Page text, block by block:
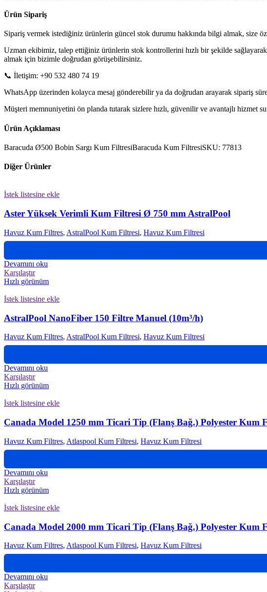
Ürün Sipariş
Sipariş vermek istediğiniz ürünlerin güncel stok durumu hakkında bilgi almak, size
Uzman ekibimiz, talep ettiğiniz ürünlerin stok kontrollerini hızlı bir şekilde
almak için bizimle doğrudan görüşebilirsiniz.
📞 İletişim: +90 532 480 74 19
WhatsApp üzerinden kolayca mesaj gönderebilir ya da doğrudan arayarak sipariş
Müşteri memnuniyetini ön planda tutarak sizlere hızlı, güvenilir ve avantajlı hizmet
Ürün Açıklaması
Baracuda Ø500 Bobin Sargı Kum FiltresiBaracuda Kum FiltresiSKU: 77813
Diğer Ürünler
İstek listesine ekle
Aster Yüksek Verimli Kum Filtresi Ø 750 mm AstralPool
Havuz Kum Filtres, AstralPool Kum Filtresi, Havuz Kum Filtresi
Devamını oku
Karşılaştır
Hızlı görünüm
İstek listesine ekle
AstralPool NanoFiber 150 Filtre Manuel (10m³/h)
Havuz Kum Filtres, AstralPool Kum Filtresi, Havuz Kum Filtresi
Devamını oku
Karşılaştır
Hızlı görünüm
İstek listesine ekle
Canada Model 1250 mm Ticari Tip (Flanş Bağ.) Polyester Kum
Havuz Kum Filtres, Atlaspool Kum Filtresi, Havuz Kum Filtresi
Devamını oku
Karşılaştır
Hızlı görünüm
İstek listesine ekle
Canada Model 2000 mm Ticari Tip (Flanş Bağ.) Polyester Kum
Havuz Kum Filtres, Atlaspool Kum Filtresi, Havuz Kum Filtresi
Devamını oku
Karşılaştır